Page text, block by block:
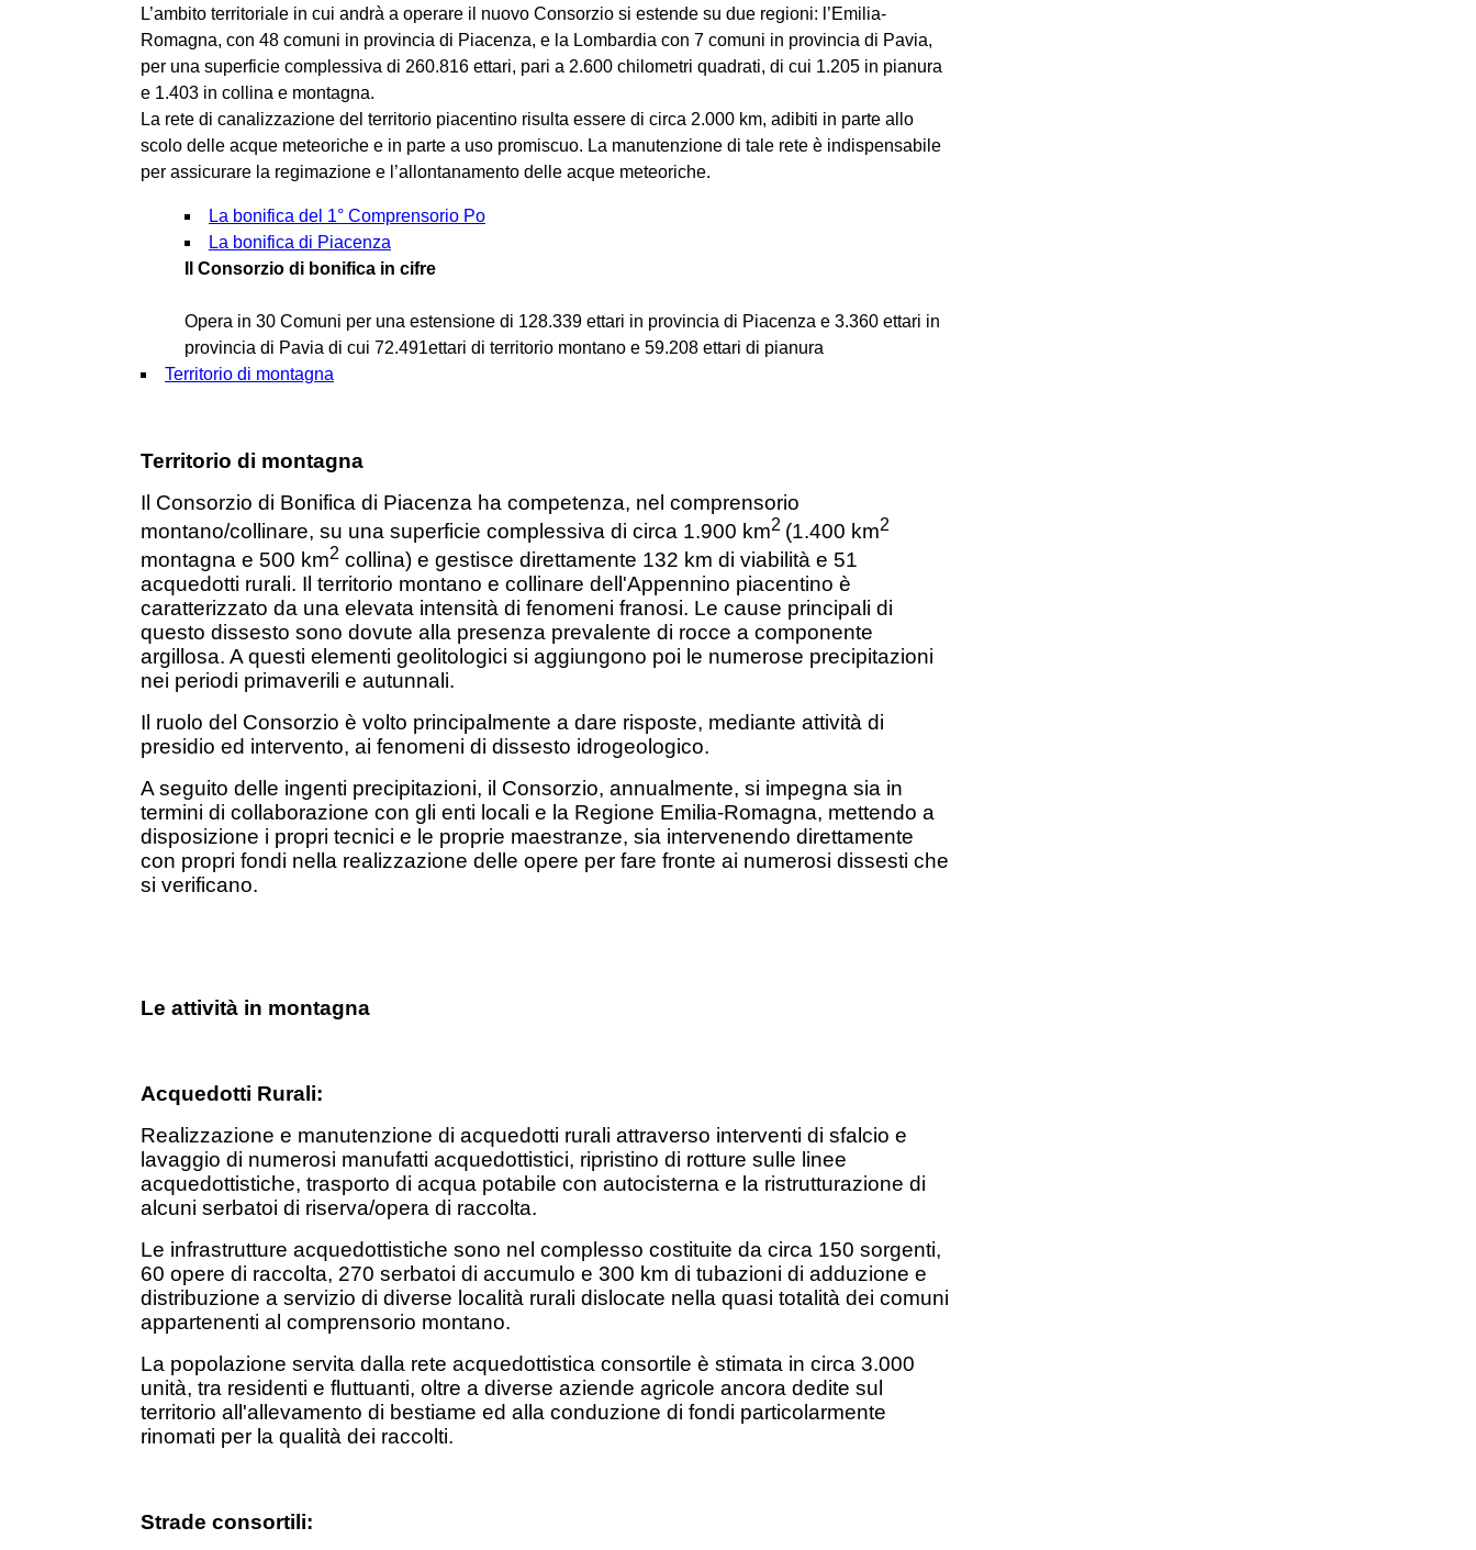
L’ambito territoriale in cui andrà a operare il nuovo Consorzio si estende su due regioni: l’Emilia-
Romagna, con 48 comuni in provincia di Piacenza, e la Lombardia con 7 comuni in provincia di Pavia,
per una superficie complessiva di 260.816 ettari, pari a 2.600 chilometri quadrati, di cui 1.205 in pianura
e 1.403 in collina e montagna.
La rete di canalizzazione del territorio piacentino risulta essere di circa 2.000 km, adibiti in parte allo
scolo delle acque meteoriche e in parte a uso promiscuo. La manutenzione di tale rete è indispensabile
per assicurare la regimazione e l’allontanamento delle acque meteoriche.
La bonifica del 1° Comprensorio Po
La bonifica di Piacenza
Il Consorzio di bonifica in cifre
Opera in 30 Comuni per una estensione di 128.339 ettari in provincia di Piacenza e 3.360 ettari in
provincia di Pavia di cui 72.491ettari di territorio montano e 59.208 ettari di pianura
Territorio di montagna
Territorio di montagna
Il Consorzio di Bonifica di Piacenza ha competenza, nel comprensorio
montano/collinare, su una superficie complessiva di circa 1.900 km2 (1.400 km2
montagna e 500 km2 collina) e gestisce direttamente 132 km di viabilità e 51
acquedotti rurali. Il territorio montano e collinare dell'Appennino piacentino è
caratterizzato da una elevata intensità di fenomeni franosi. Le cause principali di
questo dissesto sono dovute alla presenza prevalente di rocce a componente
argillosa. A questi elementi geolitologici si aggiungono poi le numerose precipitazioni
nei periodi primaverili e autunnali.
Il ruolo del Consorzio è volto principalmente a dare risposte, mediante attività di
presidio ed intervento, ai fenomeni di dissesto idrogeologico.
A seguito delle ingenti precipitazioni, il Consorzio, annualmente, si impegna sia in
termini di collaborazione con gli enti locali e la Regione Emilia-Romagna, mettendo a
disposizione i propri tecnici e le proprie maestranze, sia intervenendo direttamente
con propri fondi nella realizzazione delle opere per fare fronte ai numerosi dissesti che
si verificano.
Le attività in montagna
Acquedotti Rurali:
Realizzazione e manutenzione di acquedotti rurali attraverso interventi di sfalcio e
lavaggio di numerosi manufatti acquedottistici, ripristino di rotture sulle linee
acquedottistiche, trasporto di acqua potabile con autocisterna e la ristrutturazione di
alcuni serbatoi di riserva/opera di raccolta.
Le infrastrutture acquedottistiche sono nel complesso costituite da circa 150 sorgenti,
60 opere di raccolta, 270 serbatoi di accumulo e 300 km di tubazioni di adduzione e
distribuzione a servizio di diverse località rurali dislocate nella quasi totalità dei comuni
appartenenti al comprensorio montano.
La popolazione servita dalla rete acquedottistica consortile è stimata in circa 3.000
unità, tra residenti e fluttuanti, oltre a diverse aziende agricole ancora dedite sul
territorio all'allevamento di bestiame ed alla conduzione di fondi particolarmente
rinomati per la qualità dei raccolti.
Strade consortili: